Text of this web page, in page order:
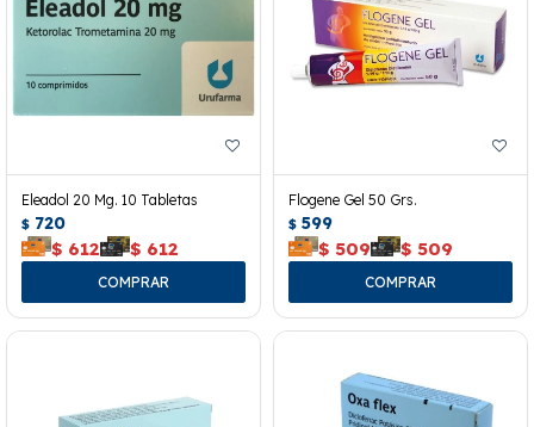
Eleadol 20 Mg. 10 Tabletas
$ 720
$ 612 $ 612
Flogene Gel 50 Grs.
$ 599
$ 509 $ 509